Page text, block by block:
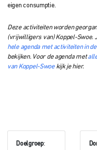
eigen consumptie.
Deze activiteiten worden
(vrijwilligers van) Koppel-Swoe.
hele agenda met activiteiten in
bekijken. Voor de agenda met
van Koppel-Swoekijk je hier.
Doelgroep: